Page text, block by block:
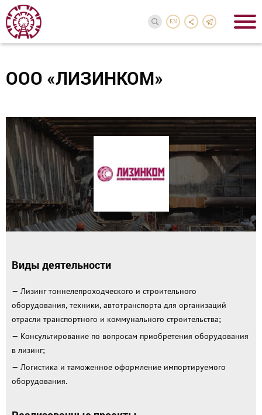
EN
ООО «ЛИЗИНКОМ»
Виды деятельности
— Лизинг тоннелепроходческого и строительного
оборудования, техники, автотранспорта для организаций
отрасли транспортного и коммунального строительства;
— Консультирование по вопросам приобретения оборудования
в лизинг;
— Логистика и таможенное оформление импортируемого
оборудования.